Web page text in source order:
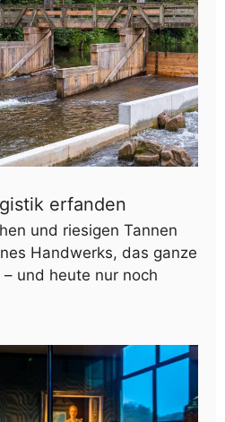
erfanden
und riesigen Tannen
Handwerks, das ganze
und heute nur noch